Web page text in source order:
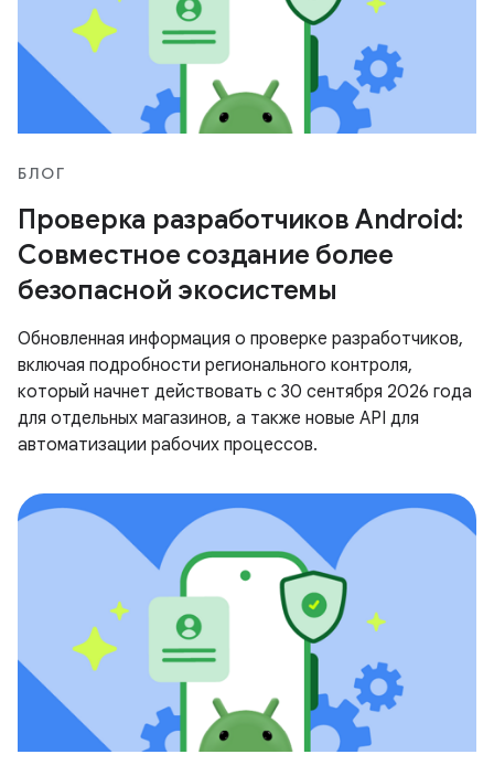
БЛОГ
Проверка разработчиков Android:
Совместное создание более
безопасной экосистемы
Обновленная информация о проверке разработчиков,
включая подробности регионального контроля,
который начнет действовать с 30 сентября 2026 года
для отдельных магазинов, а также новые API для
автоматизации рабочих процессов.